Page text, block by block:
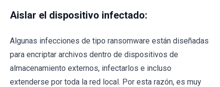
Aislar el dispositivo infectado:
Algunas infecciones de tipo ransomware están diseñadas
para encriptar archivos dentro de dispositivos de
almacenamiento externos, infectarlos e incluso
extenderse por toda la red local. Por esta razón, es muy